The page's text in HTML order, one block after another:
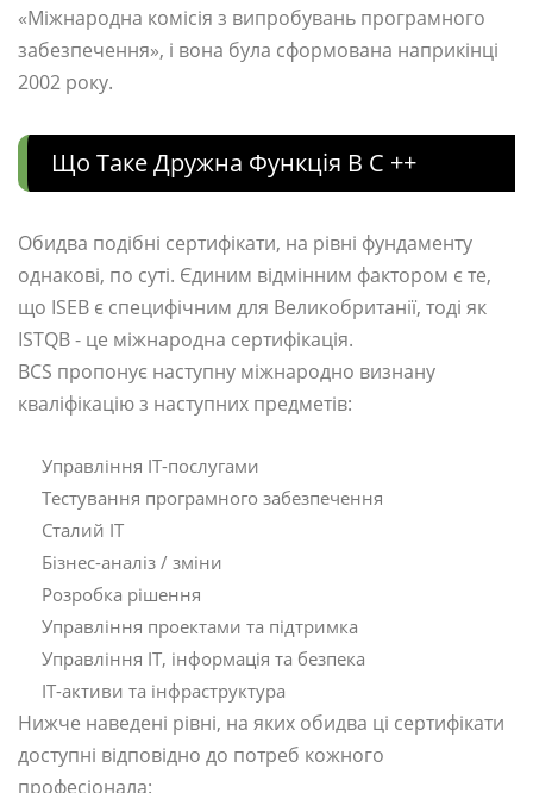
«Міжнародна комісія з випробувань програмного
забезпечення», і вона була сформована наприкінці
2002 року.
Що Таке Дружна Функція В C ++
Обидва подібні сертифікати, на рівні фундаменту
однакові, по суті. Єдиним відмінним фактором є те,
що ISEB є специфічним для Великобританії, тоді як
ISTQB - це міжнародна сертифікація.
BCS пропонує наступну міжнародно визнану
кваліфікацію з наступних предметів:
Управління ІТ-послугами
Тестування програмного забезпечення
Сталий ІТ
Бізнес-аналіз / зміни
Розробка рішення
Управління проектами та підтримка
Управління ІТ, інформація та безпека
ІТ-активи та інфраструктура
Нижче наведені рівні, на яких обидва ці сертифікати
доступні відповідно до потреб кожного
професіонала: